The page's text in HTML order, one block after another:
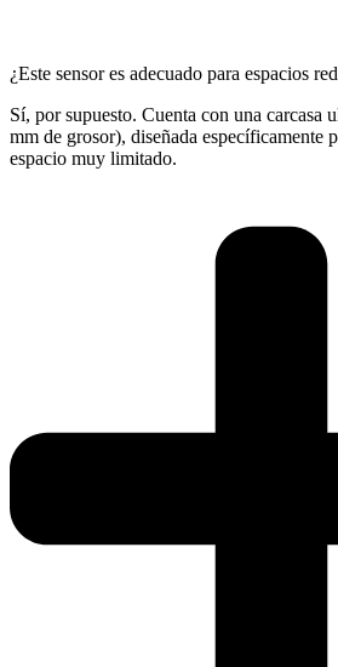
¿Este sensor es adecuado para espacios
Sí, por supuesto. Cuenta con una carcasa
mm de grosor), diseñada específicamente
espacio muy limitado.